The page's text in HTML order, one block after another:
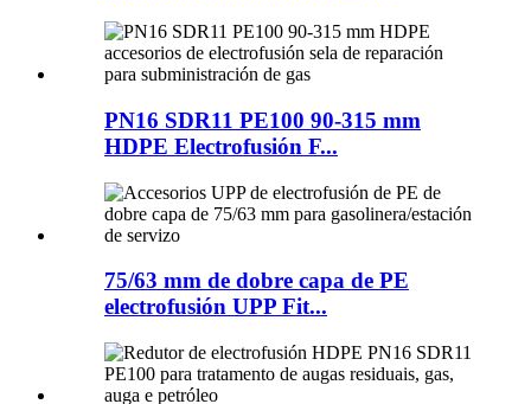
PN16 SDR11 PE100 90-315 mm
HDPE Electrofusión F...
75/63 mm de dobre capa de PE
electrofusión UPP Fit...